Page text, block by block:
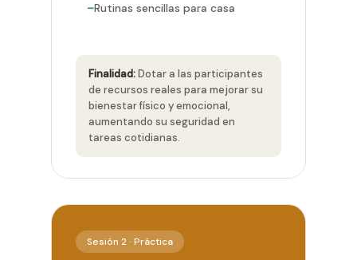
Rutinas sencillas para casa
Finalidad:Dotar a las participantes
de recursos reales para mejorar su
bienestar físico y emocional,
aumentando su seguridad en
tareas cotidianas.
Sesión 2 · Práctica